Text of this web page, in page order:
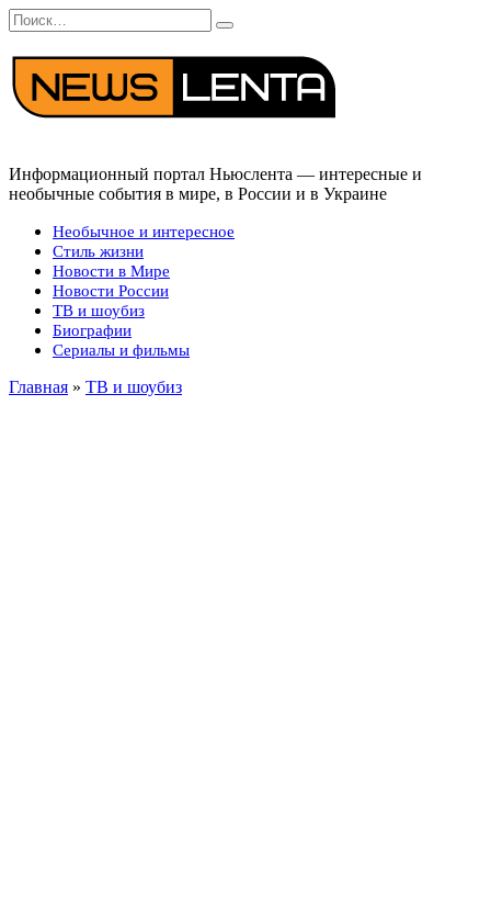
Перейти
к
содержанию
Search
for:
Информационный портал Ньюслента — интересные и
необычные события в мире, в России и в Украине
Необычное и интересное
Стиль жизни
Новости в Мире
Новости России
ТВ и шоубиз
Биографии
Сериалы и фильмы
Главная » ТВ и шоубиз